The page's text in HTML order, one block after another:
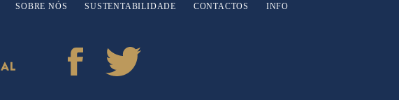
SOBRE NÓS SUSTENTABILIDADE CONTACTOS INFO